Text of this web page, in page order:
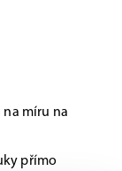
na míru na
přímo